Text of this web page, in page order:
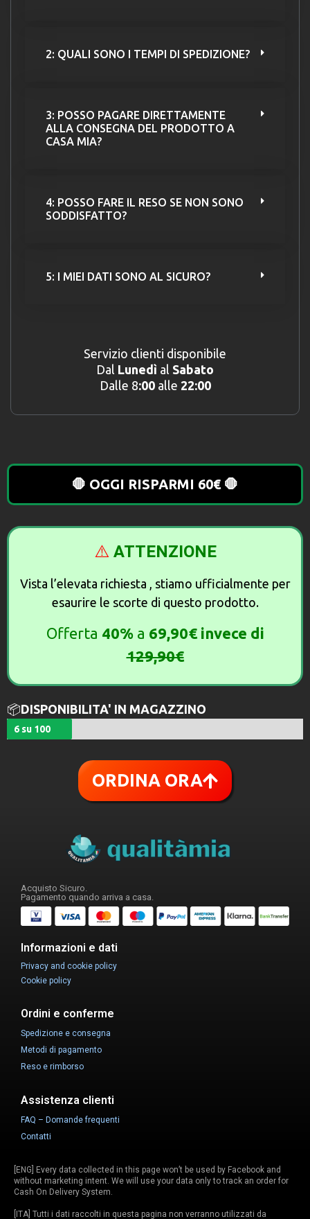
2: QUALI SONO I TEMPI DI SPEDIZIONE?
3: POSSO PAGARE DIRETTAMENTE
ALLA CONSEGNA DEL PRODOTTO A
CASA MIA?
4: POSSO FARE IL RESO SE NON SONO
SODDISFATTO?
5: I MIEI DATI SONO AL SICURO?
Servizio clienti disponibile
Dal Lunedì al Sabato
Dalle 8:00alle 22:00
🛑 OGGI RISPARMI 60€ 🛑
⚠️ ATTENZIONE
Vista l’elevata richiesta , stiamo ufficialmente per
esaurire le scorte di questo prodotto.
Offerta 40%a 69,90€ invece di
129,90€
📦DISPONIBILITA' IN MAGAZZINO
6 su 100
ORDINA ORA
Acquisto Sicuro.
Pagamento quando arriva a casa.
Informazioni e dati
Privacy and cookie policy
Cookie policy
Ordini e conferme
Spedizione e consegna
Metodi di pagamento
Reso e rimborso
Assistenza clienti
FAQ – Domande frequenti
Contatti
[ENG] Every data collected in this page won’t be used by Facebook and
without marketing intent. We will use your data only to track an order for
Cash On Delivery System.
[ITA] Tutti i dati raccolti in questa pagina non verranno utilizzati da